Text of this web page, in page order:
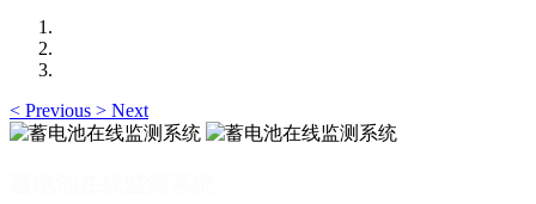
< Previous > Next